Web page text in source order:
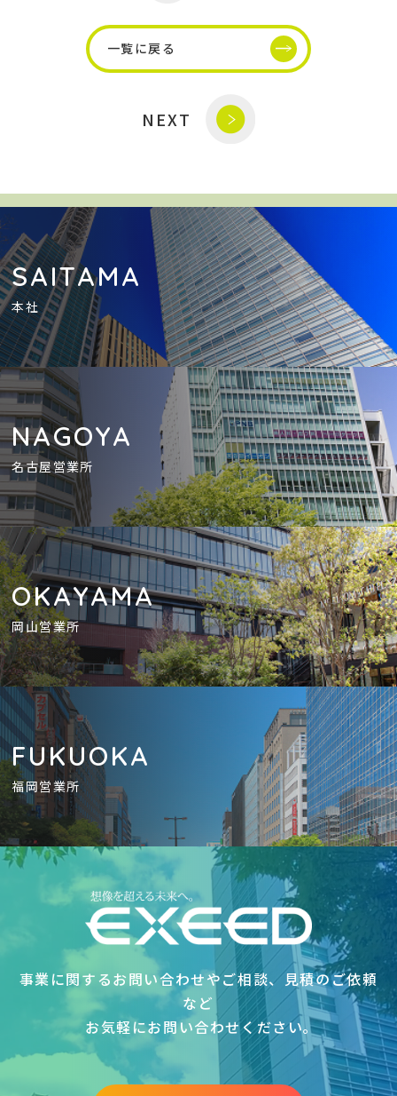
一覧に戻る
NEXT
SAITAMA
本社
NAGOYA
名古屋営業所
OKAYAMA
岡山営業所
FUKUOKA
福岡営業所
事業に関するお問い合わせやご相談、見積のご依頼
など
お気軽にお問い合わせください｡